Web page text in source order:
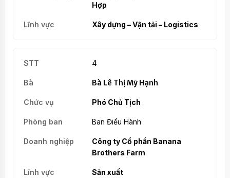
Hợp
Xây dựng – Vận tải – Logistics
4
Bà Lê Thị Mỹ Hạnh
Phó Chủ Tịch
Ban Điều Hành
Công ty Cổ phần Banana
Brothers Farm
Sản xuất